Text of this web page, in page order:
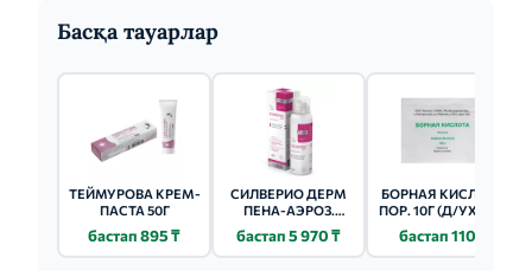
Басқа тауарлар
ТЕЙМУРОВА КРЕМ-
ПАСТА 50Г
бастап 895 ₸
СИЛВЕРИО ДЕРМ
ПЕНА-АЭРОЗ.
бастап 5 970 ₸
БОРНАЯ КИСЛОТА
ПОР. 10Г (Д/УХОДА
бастап 110 ₸